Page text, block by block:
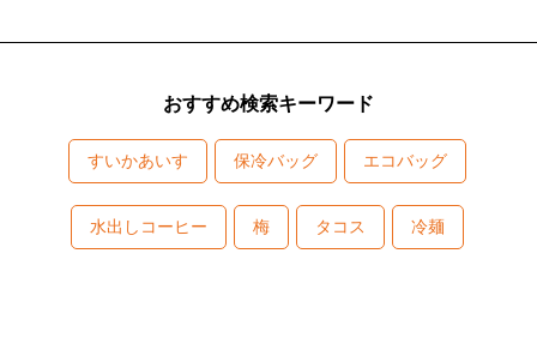
おすすめ検索キーワード
すいかあいす 保冷バッグ エコバッグ
水出しコーヒー 梅 タコス 冷麺